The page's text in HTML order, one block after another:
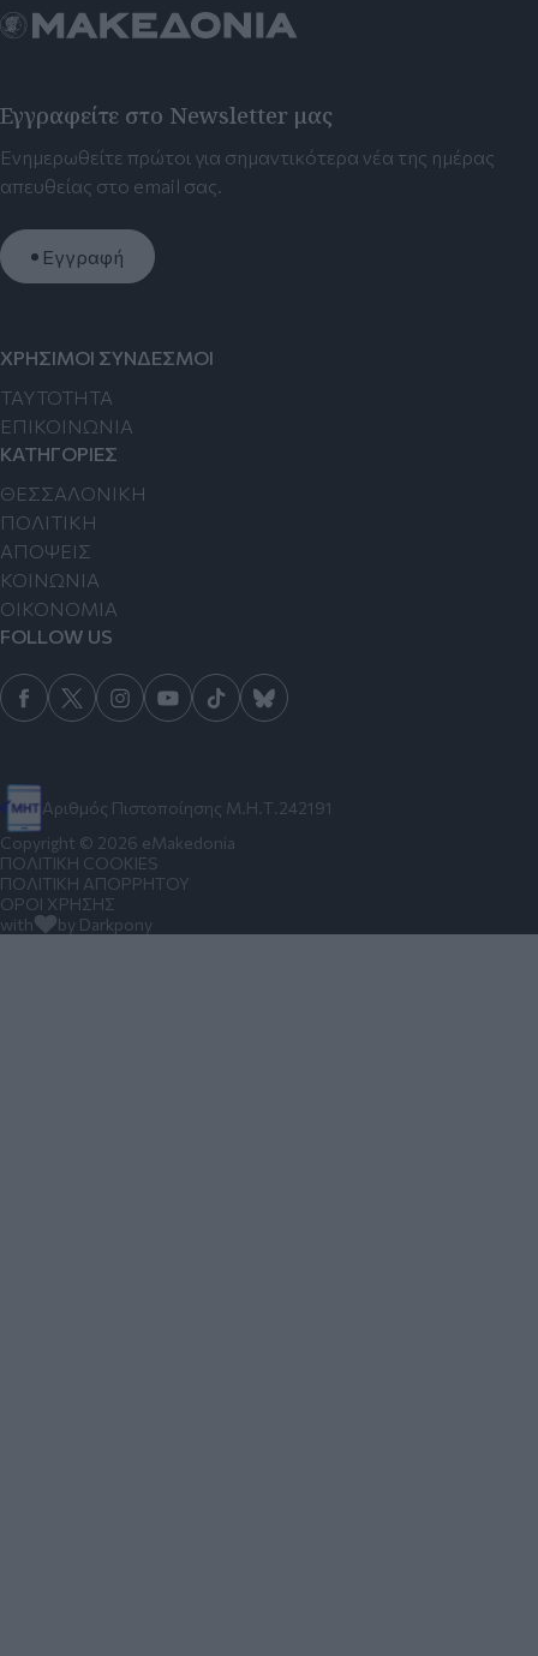
Εγγραφείτε στο Newsletter μας
Ενημερωθείτε πρώτοι για σημαντικότερα νέα της ημέρας
απευθείας στο email σας.
Εγγραφή
Αριθμός Πιστοποίησης Μ.Η.Τ.242191
ΧΡΗΣΙΜΟΙ ΣΥΝΔΕΣΜΟΙ
TAYTOTHTA
ΕΠΙΚΟΙΝΩΝΙΑ
ΚΑΤΗΓΟΡΙΕΣ
ΘΕΣΣΑΛΟΝΙΚΗ
ΠΟΛΙΤΙΚΗ
ΑΠΟΨΕΙΣ
ΚΟΙΝΩΝΙΑ
ΟΙΚΟΝΟΜΙΑ
FOLLOW US
Copyright © 2026 eMakedonia
ΠΟΛΙΤΙΚΗ COOKIES
ΠΟΛΙΤΙΚΗ ΑΠΟΡΡΗΤΟΥ
ΟΡΟΙ ΧΡΗΣΗΣ
with
by Darkpony